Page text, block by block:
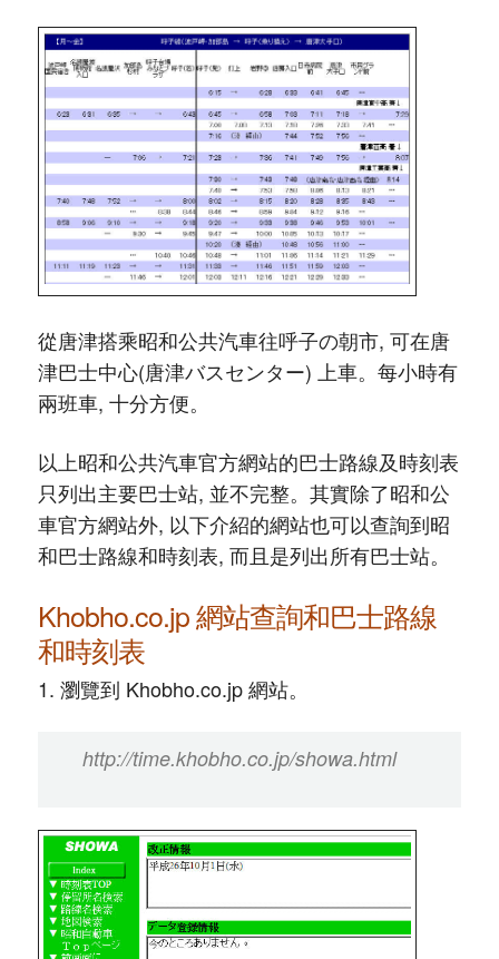
從唐津搭乘昭和公共汽車往呼子の朝市, 可在唐
津巴士中心(唐津バス­センター) 上車。每小時有
兩班車, 十分方便。
以上昭和公共汽車官方網站的巴士路線及時刻表
只列出主要巴士站, 並不完整。其實除了昭和公
車官方網站外, 以下介紹的網站也可以查詢到昭
和巴士路線和時刻表, 而且是列出所有巴士站。
Khobho.co.jp 網站查詢和巴士路線
和時刻表
1. 瀏覽到 Khobho.co.jp 網站。
http://time.khobho.co.jp/showa.html